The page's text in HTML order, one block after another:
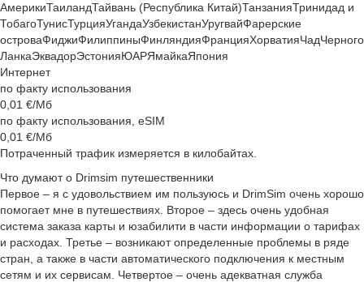
АмерикиТаиландТайвань (Республика Китай)ТанзанияТринидад и
ТобагоТунисТурцияУгандаУзбекистанУругвайФарерские
островаФиджиФилиппиныФинляндияФранцияХорватияЧад
ЛанкаЭквадорЭстонияЮАРЯмайкаЯпония
Интернет
по факту использования
0,01 €/Мб
по факту использования, eSIM
0,01 €/Мб
Потраченный трафик измеряется в килобайтах.
Что думают о Drimsim путешественники
Первое – я с удовольствием им пользуюсь и DrimSim очень хорошо
помогает мне в путешествиях. Второе – здесь очень удобная
система заказа карты и юзабилити в части информации о тарифах
и расходах. Третье – возникают определенные проблемы в ряде
стран, а также в части автоматического подключения к местным
сетям и их сервисам. Четвертое – очень адекватная служба